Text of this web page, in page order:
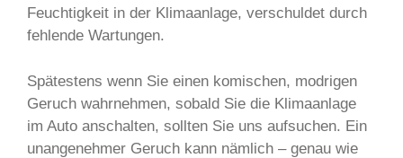
Feuchtigkeit in der Klimaanlage, verschuldet durch
fehlende Wartungen.
Spätestens wenn Sie einen komischen, modrigen
Geruch wahrnehmen, sobald Sie die Klimaanlage
im Auto anschalten, sollten Sie uns aufsuchen. Ein
unangenehmer Geruch kann nämlich – genau wie